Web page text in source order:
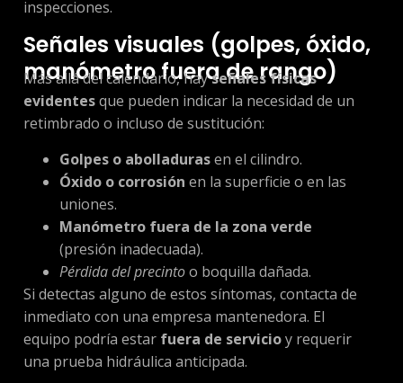
inspecciones.
Señales visuales (golpes, óxido,
manómetro fuera de rango)
Más allá del calendario, hayseñales físicas
evidentesque pueden indicar la necesidad de un
retimbrado o incluso de sustitución:
Golpes o abolladurasen el cilindro.
Óxido o corrosión en la superficie o en las
uniones.
Manómetro fuera de la zona verde
(presión inadecuada).
Pérdida del precintoo boquilla dañada.
Si detectas alguno de estos síntomas, contacta de
inmediato con una empresa mantenedora. El
equipo podría estar fuera de servicioy requerir
una prueba hidráulica anticipada.